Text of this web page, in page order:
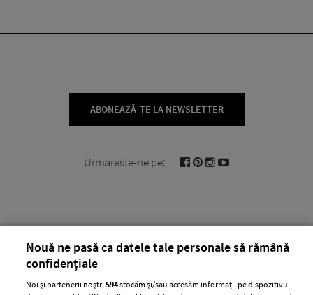
ABONEAZĂ-TE LA NEWSLETTER
Urmareste-ne pe:
Cele mai citite
BEAUTY BEAUTY TIPS
7 uleiuri care stimulează creșterea rapidă a
Nouă ne pasă ca datele tale personale să rămână
confidențiale
Noi și partenerii noștri594stocăm și/sau accesăm informații pe dispozitivul